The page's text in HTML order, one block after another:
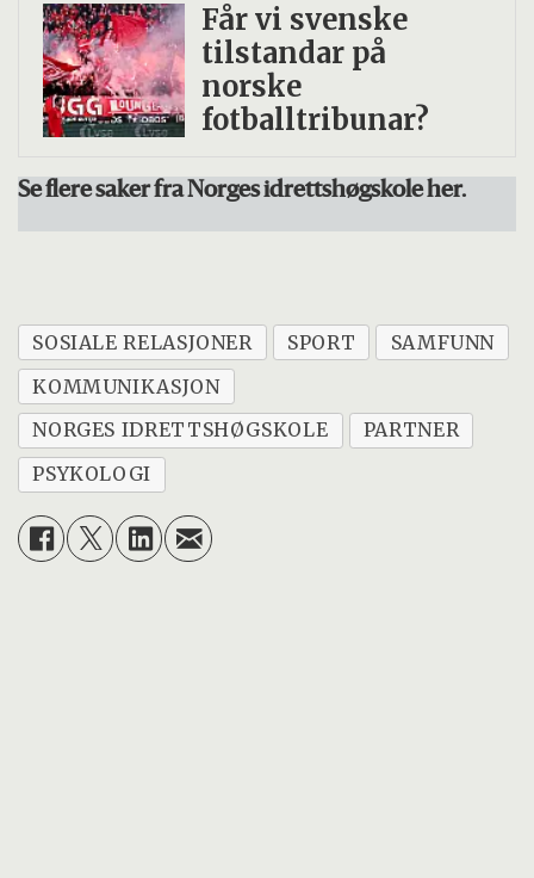
Får vi svenske
tilstandar på
norske
fotballtribunar?
Se flere saker fra Norges idrettshøgskole her.
SOSIALE RELASJONER SPORT
SAMFUNN
KOMMUNIKASJON
NORGES IDRETTSHØGSKOLE
PARTNER
PSYKOLOGI